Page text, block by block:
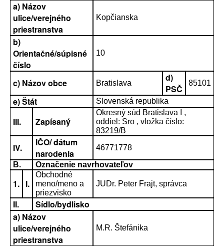
a) Názov
ulice/verejného
priestranstva
Kopčianska
b)
Orientačné/súpisné
číslo
10
c) Názov obce Bratislava
d)
PSČ
85101
e) Štát Slovenská republika
III. Zapísaný
Okresný súd Bratislava I ,
oddiel: Sro , vložka číslo:
83219/B
IV.
IČO/ dátum
narodenia
46771778
B.
Označenie navrhovateľov
1. I.
Obchodné
meno/meno a
priezvisko
JUDr. Peter Frajt, správca
II.
Sídlo/bydlisko
a) Názov
ulice/verejného
priestranstva
M.R. Štefánika